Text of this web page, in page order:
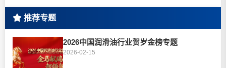
推荐专题
2026中国润滑油行业贺岁金榜专题
2026-02-15